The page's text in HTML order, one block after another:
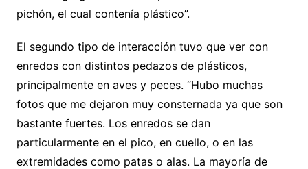
pichón, el cual contenía plástico”.
El segundo tipo de interacción tuvo que ver con
enredos con distintos pedazos de plásticos,
principalmente en aves y peces. “Hubo muchas
fotos que me dejaron muy consternada ya que son
bastante fuertes. Los enredos se dan
particularmente en el pico, en cuello, o en las
extremidades como patas o alas. La mayoría de